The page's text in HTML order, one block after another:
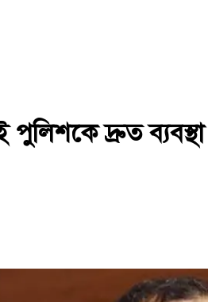
দ্রুত